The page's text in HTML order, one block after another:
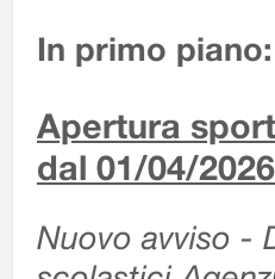
In primo piano:
Apertura
dal 01/04/2026
Nuovo avviso -